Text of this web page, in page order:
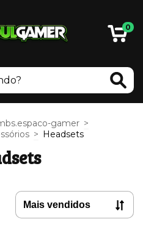
0
gamer >
> Headsets